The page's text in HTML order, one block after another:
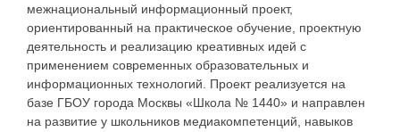
межнациональный информационный проект,
ориентированный на практическое обучение, проектную
деятельность и реализацию креативных идей с
применением современных образовательных и
информационных технологий. Проект реализуется на
базе ГБОУ города Москвы «Школа № 1440» и направлен
на развитие у школьников медиакомпетенций, навыков